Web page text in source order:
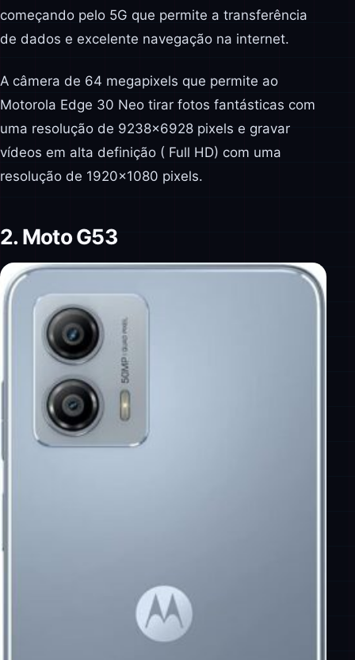
começando pelo 5G que permite a transferência
de dados e excelente navegação na internet.
A câmera de 64 megapixels que permite ao
Motorola Edge 30 Neo tirar fotos fantásticas com
uma resolução de 9238×6928 pixels e gravar
vídeos em alta definição ( Full HD) com uma
resolução de 1920×1080 pixels.
2. Moto G53